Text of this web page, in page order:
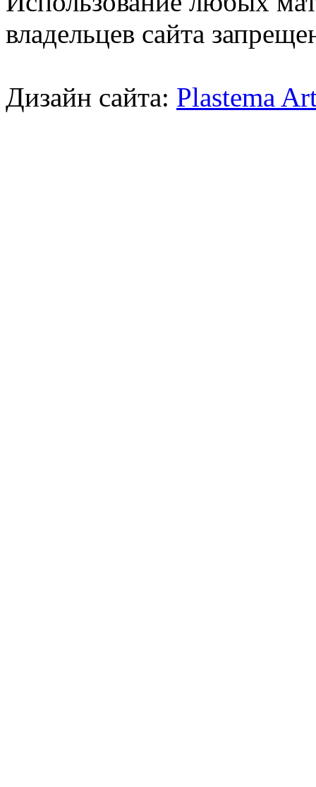
владельцев сайта
Дизайн сайта: Plastema